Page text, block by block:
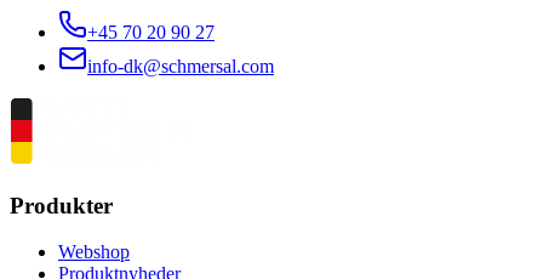
+45 70 20 90 27
info-dk@schmersal.com
Produkter
Webshop
Produktnyheder